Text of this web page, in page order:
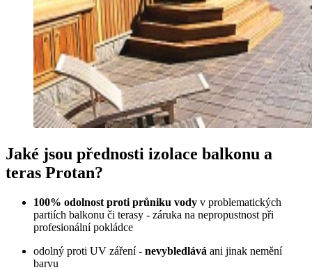
Jaké jsou přednosti izolace balkonu a
teras Protan?
100% odolnost proti průniku vody v problematických
partiích balkonu či terasy - záruka na nepropustnost při
profesionální pokládce
odolný proti UV záření - nevybledlává ani jinak nemění
barvu